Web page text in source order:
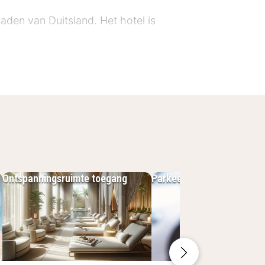
van Duitsland. Het hotel is
ontbijt. Je kunt je
diner kun je genieten van een
Ontspanningsruimte toegang Parkeerplek